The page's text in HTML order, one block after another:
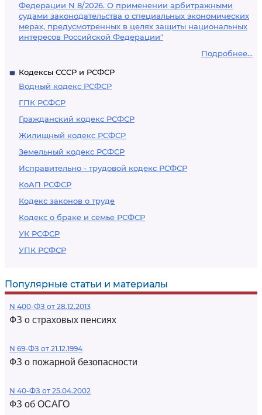
Федерации N 8/2026. О применении арбитражными
судами законодательства о специальных экономических
мерах, предусмотренных в целях защиты национальных
интересов Российской Федерации"
Подробнее...
Кодексы СССР и РСФСР
Водный кодекс РСФСР
ГПК РСФСР
Гражданский кодекс РСФСР
Жилищный кодекс РСФСР
Земельный кодекс РСФСР
Исправительно - трудовой кодекс РСФСР
КоАП РСФСР
Кодекс законов о труде
Кодекс о браке и семье РСФСР
УК РСФСР
УПК РСФСР
Популярные статьи и материалы
N 400-ФЗ от 28.12.2013
ФЗ о страховых пенсиях
N 69-ФЗ от 21.12.1994
ФЗ о пожарной безопасности
N 40-ФЗ от 25.04.2002
ФЗ об ОСАГО